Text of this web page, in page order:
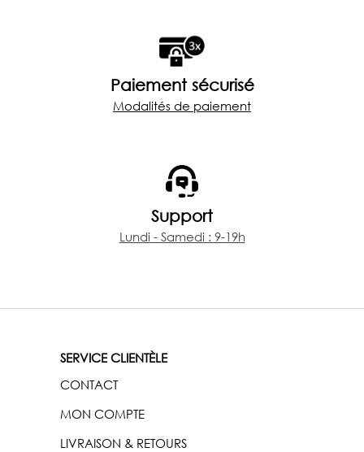
Paiement sécurisé
Modalités de paiement
Support
Lundi - Samedi : 9-19h
SERVICE CLIENTÈLE
CONTACT
MON COMPTE
LIVRAISON & RETOURS